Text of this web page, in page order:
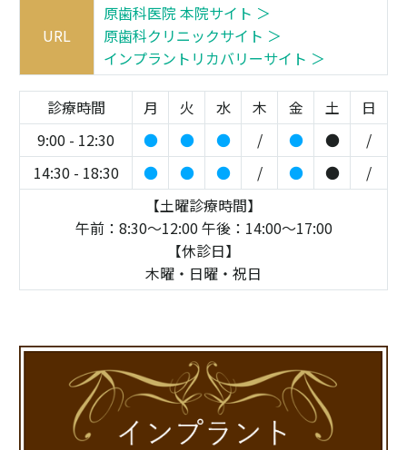
URL
原歯科医院 本院サイト ＞
原歯科クリニックサイト ＞
インプラントリカバリーサイト ＞
診療時間 月 火 水 木 金 土
日
9:00 - 12:30
● ● ● / ● ●
/
14:30 - 18:30
● ● ● / ● ●
/
【土曜診療時間】
午前：8:30～12:00 午後：14:00～17:00
【休診日】
木曜・日曜・祝日